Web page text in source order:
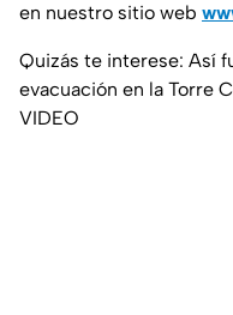
en nuestro sitio web
Quizás te interese: Así
evacuación en la Torre
VIDEO